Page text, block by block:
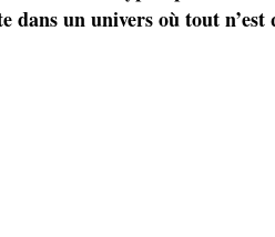
dans un univers où tout